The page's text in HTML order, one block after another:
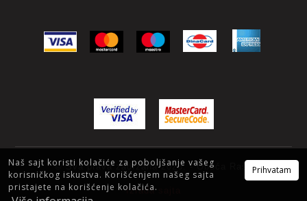
© Sva prava zadržana 2025. - Obuća Raša
Izrada sajta
Prihvatam
Naš sajt koristi kolačiće za poboljšanje vašeg
korisničkog iskustva. Korišćenjem našeg sajta
pristajete na korišćenje kolačića.